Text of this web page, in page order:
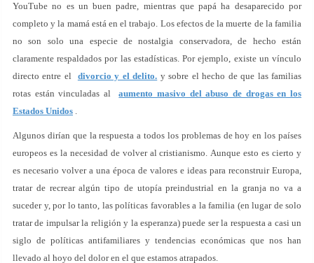
YouTube no es un buen padre, mientras que papá ha desaparecido por
completo y la mamá está en el trabajo. Los efectos de la muerte de la familia
no son solo una especie de nostalgia conservadora, de hecho están
claramente respaldados por las estadísticas. Por ejemplo, existe un vínculo
directo entre el divorcio y el delito. y sobre el hecho de que las familias
rotas están vinculadas alaumento masivo del abuso de drogas en los
Estados Unidos .
Algunos dirían que la respuesta a todos los problemas de hoy en los países
europeos es la necesidad de volver al cristianismo. Aunque esto es cierto y
es necesario volver a una época de valores e ideas para reconstruir Europa,
tratar de recrear algún tipo de utopía preindustrial en la granja no va a
suceder y, por lo tanto, las políticas favorables a la familia (en lugar de solo
tratar de impulsar la religión y la esperanza) puede ser la respuesta a casi un
siglo de políticas antifamiliares y tendencias económicas que nos han
llevado al hoyo del dolor en el que estamos atrapados.